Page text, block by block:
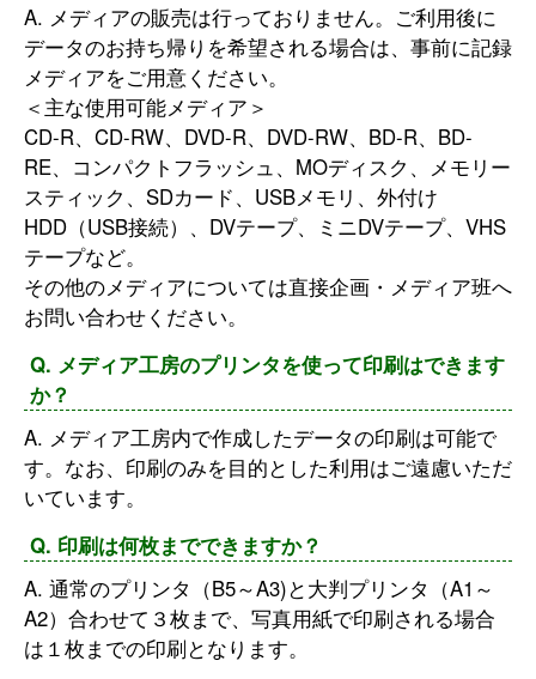
A. メディアの販売は行っておりません。ご利用後に
データのお持ち帰りを希望される場合は、事前に記録
メディアをご用意ください。
＜主な使用可能メディア＞
CD-R、CD-RW、DVD-R、DVD-RW、BD-R、BD-
RE、コンパクトフラッシュ、MOディスク、メモリー
スティック、SDカード、USBメモリ、外付け
HDD（USB接続）、DVテープ、ミニDVテープ、VHS
テープなど。
その他のメディアについては直接企画・メディア班へ
お問い合わせください。
Q. メディア工房のプリンタを使って印刷はできます
か？
A. メディア工房内で作成したデータの印刷は可能で
す。なお、印刷のみを目的とした利用はご遠慮いただ
いています。
Q. 印刷は何枚までできますか？
A. 通常のプリンタ（B5～A3)と大判プリンタ（A1～
A2）合わせて３枚まで、写真用紙で印刷される場合
は１枚までの印刷となります。